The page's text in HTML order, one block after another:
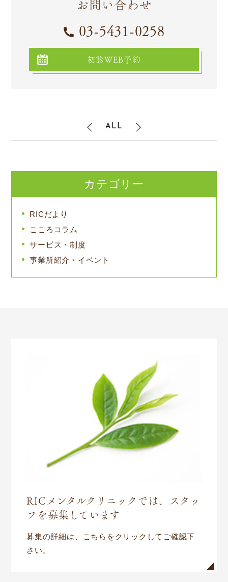
お問い合わせ
03-5431-0258
初診WEB予約
ALL
カテゴリー
RICだより
こころコラム
サービス・制度
事業所紹介・イベント
RICメンタルクリニックでは、スタッ
フを募集しています
募集の詳細は、こちらをクリックしてご確認下
さい。